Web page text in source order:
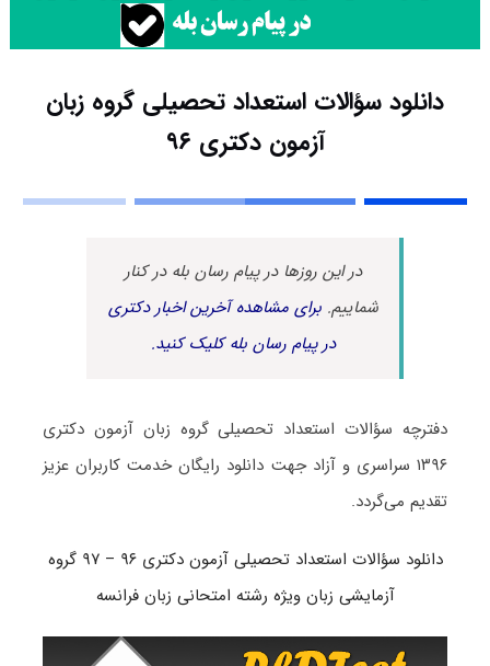
دانلود سؤالات استعداد تحصیلی گروه زبان
آزمون دکتری ۹۶
در این روزها در پیام رسان بله در کنار
شماییم.برای مشاهده آخرین اخبار دکتری
در پیام رسان بله کلیک کنید.
دفترچه سؤالات استعداد تحصیلی گروه زبان آزمون دکتری
۱۳۹۶ سراسری و آزاد جهت دانلود رایگان خدمت کاربران عزیز
تقدیم می‌گردد.
دانلود سؤالات استعداد تحصیلی آزمون دکتری ۹۶ – ۹۷ گروه
آزمایشی زبان ویژه رشته امتحانی زبان فرانسه